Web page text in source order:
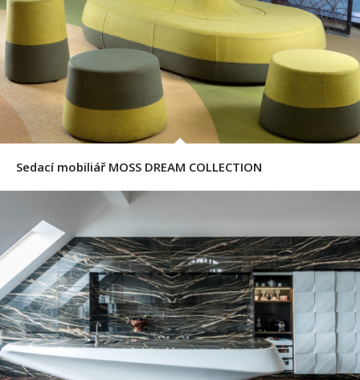
Sedací mobiliář MOSS DREAM COLLECTION